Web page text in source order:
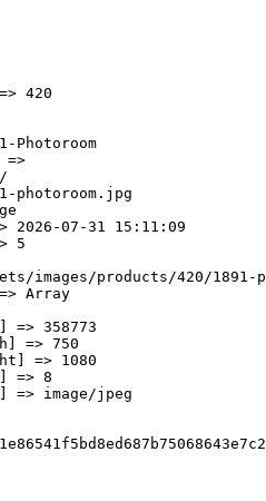
420
Photoroom
=>
photoroom.jpg
2026-07-31 15:11:09
5
images/products/420/1891-
Array
=> 358773
=> 750
=> 1080
=> 8
=> image/jpeg